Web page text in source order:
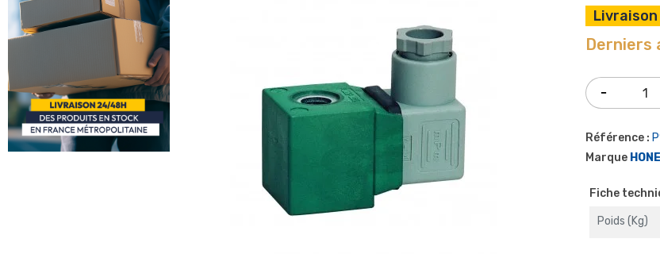
Derniers
Référence :
Marque
Fiche
Poids (kg)